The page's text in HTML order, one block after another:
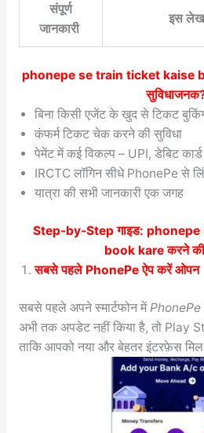
संपूर्ण
जानकारी
इस लेख
phonepe se train ticket kaise
बिना किसी एजेंट के खुद से टिकट
कंफर्म टिकट चेक करने की सुविधा
पेमेंट में कई विकल्प – UPI, डेबिट
IRCTC लॉगिन सीधे PhonePe से
यात्रा की सभी जानकारी एक जगह
Step-by-Step गाइड: phonepe
book kareकरने की
सबसे पहले PhonePe ऐप करें ओपन
सबसे पहले अपने स्मार्टफोन मेंPhonePe
अभी तक अपडेट नहीं किया है, तो Play
ताकि आपको नया और बेहतर इंटरफ़ेस